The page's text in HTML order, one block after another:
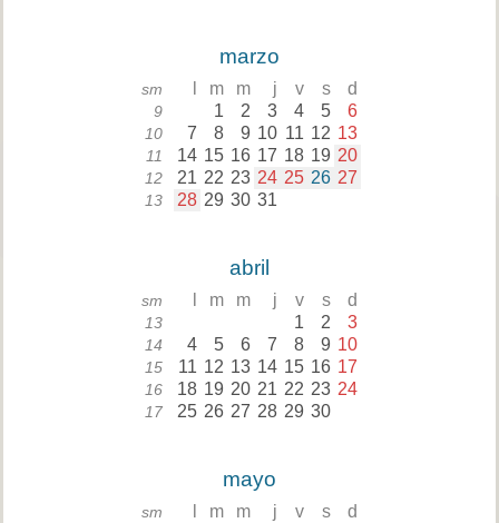
marzo
sm m m j v s d
9 1 2 3 4 5 6
10 7 8 9 10 11 12 13
11 14 15 16 17 18 19 20
12 21 22 23 24 25 26 27
13 28 29 30 31
abril
sm m m j v s d
13 1 2 3
14 4 5 6 7 8 9 10
15 11 12 13 14 15 16 17
16 18 19 20 21 22 23 24
17 25 26 27 28 29 30
mayo
sm m m j v s d